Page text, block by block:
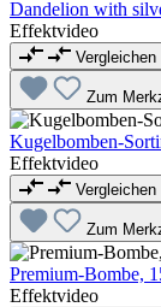
Dandelion with
Effektvideo
Vergleichen
Zum
Kugelbomben-
Effektvideo
Vergleichen
Zum
Premium-Bombe,
Effektvideo